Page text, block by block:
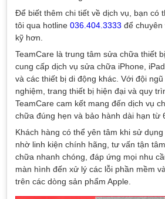
Để biết thêm chi tiết về dịch vụ, bạn có
tôi qua hotline 036.404.3333 để chuyên
kỹ hơn.
TeamCare là trung tâm sửa chữa thiết
cung cấp dịch vụ sửa chữa iPhone,
và các thiết bị di động khác. Với đội
nghiệm, trang thiết bị hiện đại và quy
TeamCare cam kết mang đến dịch vụ
chữa đúng hẹn và bảo hành dài hạn từ
Khách hàng có thể yên tâm khi sử
nhờ linh kiện chính hãng, tư vấn tận
chữa nhanh chóng, đáp ứng mọi nhu
màn hình đến xử lý các lỗi phần mềm
trên các dòng sản phẩm Apple.